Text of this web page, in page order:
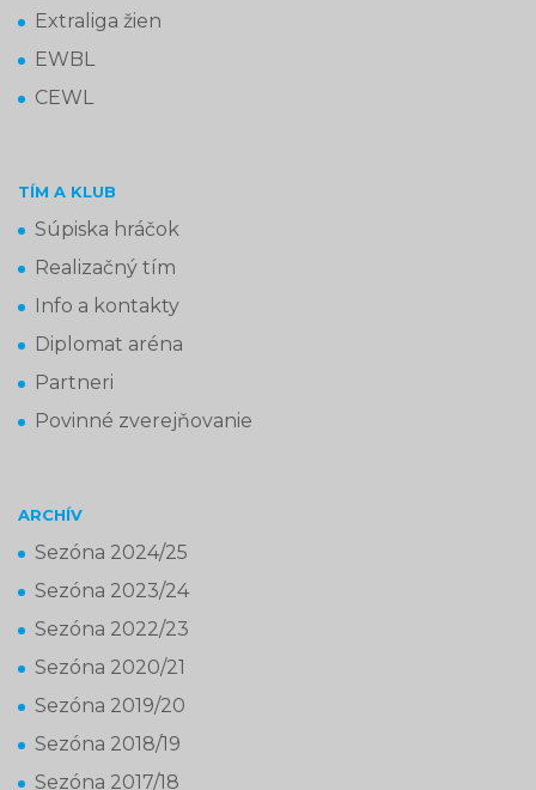
Extraliga žien
EWBL
CEWL
TÍM A KLUB
Súpiska hráčok
Realizačný tím
Info a kontakty
Diplomat aréna
Partneri
Povinné zverejňovanie
ARCHÍV
Sezóna 2024/25
Sezóna 2023/24
Sezóna 2022/23
Sezóna 2020/21
Sezóna 2019/20
Sezóna 2018/19
Sezóna 2017/18